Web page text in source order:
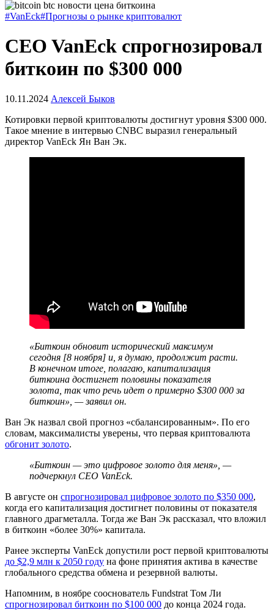
#VanEck#Прогнозы о рынке криптовалют
CEO VanEck спрогнозировал
биткоин по $300 000
10.11.2024 Алексей Быков
Котировки первой криптовалюты достигнут уровня $300 000.
Такое мнение в интервью CNBC выразил генеральный
директор VanEck Ян Ван Эк.
«Биткоин обновит исторический максимум
сегодня [8 ноября] и, я думаю, продолжит расти.
В конечном итоге, полагаю, капитализация
биткоина достигнет половины показателя
золота, так что речь идет о примерно $300 000 за
биткоин», — заявил он.
Ван Эк назвал свой прогноз «сбалансированным». По его
словам, максималисты уверены, что первая криптовалюта
обгонит золото.
«Биткоин — это цифровое золото для меня», —
подчеркнул CEO VanEck.
В августе он спрогнозировал цифровое золото по $350 000,
когда его капитализация достигнет половины от показателя
главного драгметалла. Тогда же Ван Эк рассказал, что вложил
в биткоин «более 30%» капитала.
Ранее эксперты VanEck допустили рост первой криптовалюты
до $2,9 млн к 2050 году на фоне принятия актива в качестве
глобального средства обмена и резервной валюты.
Напомним, в ноябре сооснователь Fundstrat Том Ли
спрогнозировал биткоин по $100 000 до конца 2024 года.